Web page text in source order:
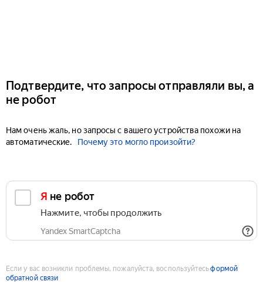
Подтвердите, что запросы отправляли вы, а
не робот
Нам очень жаль, но запросы с вашего устройства похожи на
автоматические.
Почему это могло произойти?
Я не робот
Нажмите, чтобы продолжить
Yandex SmartCaptcha
Если у вас возникли проблемы, пожалуйста, воспользуйтесьформой
обратной связи